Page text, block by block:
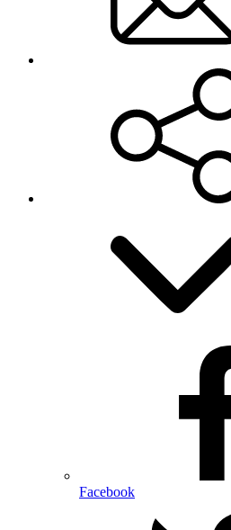
Facebook